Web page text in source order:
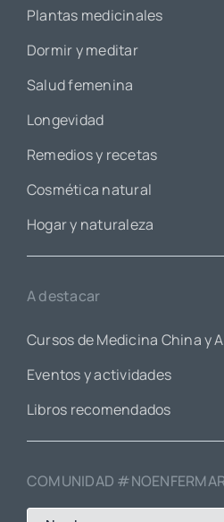
Plantas medicinales
Dormir y meditar
Salud femenina
Longevidad
Remedios y recetas
Cosmética natural
Hogar y naturaleza
A destacar
Cursos de Medicina China y
Eventos y actividades
Libros recomendados
COMUNIDAD